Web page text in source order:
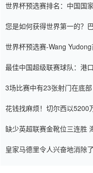
世界杯预选赛排名：中国国
您是如何获得世界第一的？
世界杯预选赛-Wang
最佳中国超级联赛球队：港
3场比赛中有23张射门在底
花钱找麻烦！切尔西以5200
缺少英超联赛金靴位三连胜
皇家马德里令人兴奋地消除